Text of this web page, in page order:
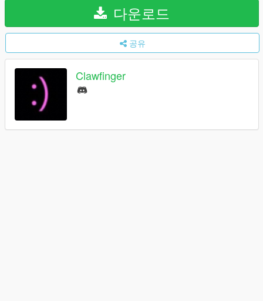
다운로드
공유
Clawfinger